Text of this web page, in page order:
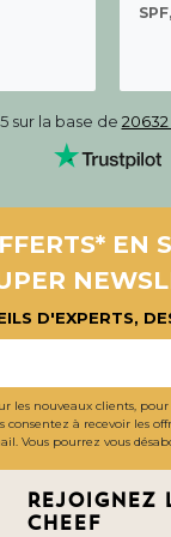
SPF,
sur la base de 20632
EN
D'EXPERTS,
les nouveaux clients,
consentez à recevoir les
Vous pourrez vous
Rejoignez
cheef